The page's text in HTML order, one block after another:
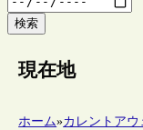
検索
現在地
ホーム»カレントアウ